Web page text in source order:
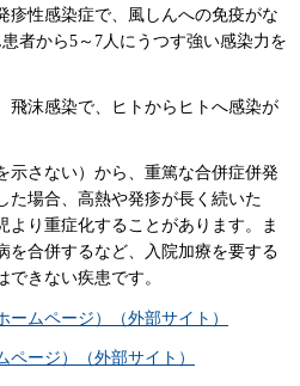
疹性感染症で、風しんへの免疫がな
者から5～7人にうつす強い感染力を
飛沫感染で、ヒトからヒトへ感染が
示さない）から、重篤な合併症併発
た場合、高熱や発疹が長く続いた
より重症化することがあります。ま
を合併するなど、入院加療を要する
きない疾患です。
ムページ）（外部サイト）
ージ）（外部サイト）